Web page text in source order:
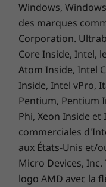
Le Yoga Book
EPEAT
sans plastique.
l'emballage
partir de
l'adaptateur
partir de 90
aluminium 100
Yoga Book 9i
Windows,
des marques
Corporation.
Core Inside, Intel,
Atom Inside, Intel
Inside, Intel vPro,
Pentium, Pentium
Phi, Xeon Inside
commerciales
aux États-Unis et/
Micro Devices,
logo AMD avec la